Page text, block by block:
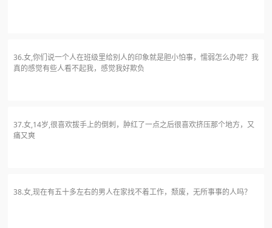
36.女,你们说一个人在班级里给别人的印象就是胆小怕事，懦弱怎么办呢？我
真的感觉有些人看不起我，感觉我好欺负
37.女,14岁,很喜欢拔手上的倒刺，肿红了一点之后很喜欢挤压那个地方，又
痛又爽
38.女,现在有五十多左右的男人在家找不着工作，颓废，无所事事的人吗？